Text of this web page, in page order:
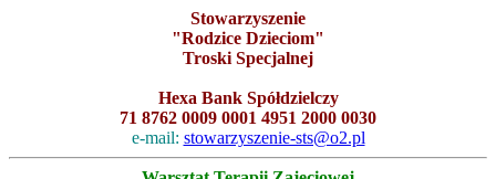
Stowarzyszenie
"Rodzice Dzieciom"
Troski Specjalnej
Hexa Bank Spółdzielczy
71 8762 0009 0001 4951 2000 0030
e-mail: stowarzyszenie-sts@o2.pl